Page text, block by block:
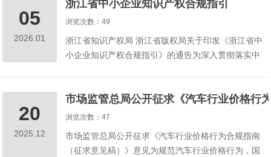
规，制定本办法。第二条 在中华人民
浙江省中小企业知识产权合规指引
浏览次数：49
浙江省知识产权局 浙江省版权局关于印发《浙江省中
小企业知识产权合规指引》的通告为深入贯彻落实中
建立知识产权合规体系，提升知识
05
2026.01
市场监管总局公开征求《汽车行业价格行
浏览次数：47
市场监管总局公开征求《汽车行业价格行为合规指南
（征求意见稿）》意见为规范汽车行业价格行为，国
20
2025.12